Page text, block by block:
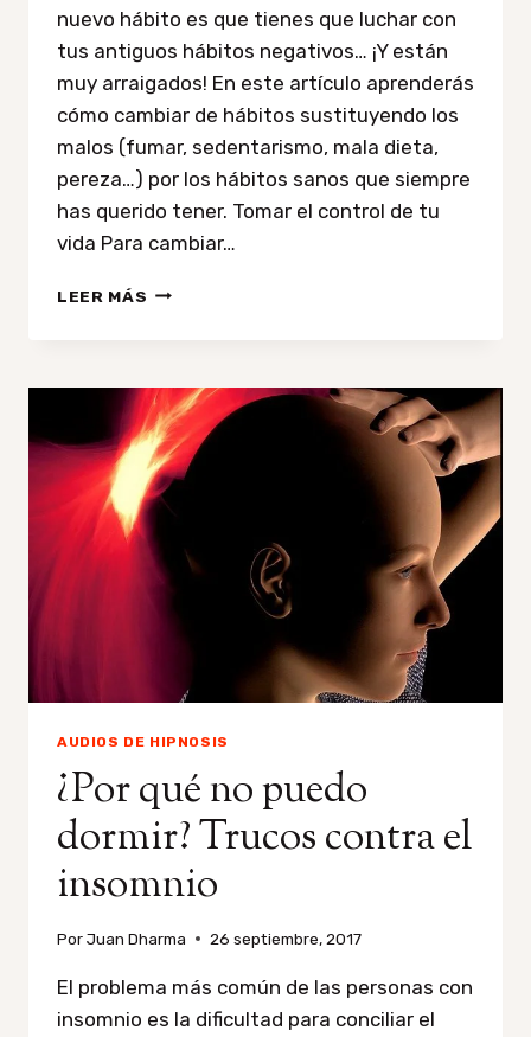
nuevo hábito es que tienes que luchar con
tus antiguos hábitos negativos… ¡Y están
muy arraigados! En este artículo aprenderás
cómo cambiar de hábitos sustituyendo los
malos (fumar, sedentarismo, mala dieta,
pereza…) por los hábitos sanos que siempre
has querido tener. Tomar el control de tu
vida Para cambiar…
LEER MÁS CÓMO
(CÓMO
SER
MÁS
FELIZ
4/5)
AUDIOS DE HIPNOSIS
¿Por qué no puedo
dormir? Trucos contra el
insomnio
PorJuan Dharma 26 septiembre, 2017
El problema más común de las personas con
insomnio es la dificultad para conciliar el